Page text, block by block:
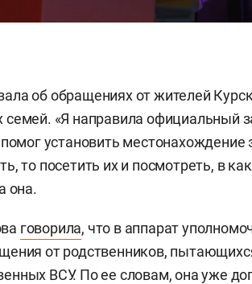
об обращениях от жителей
«Я направила официальный
установить местонахождение
то посетить их и посмотреть, в
она.
говорила, что в аппарат
от родственников,
ВСУ. По ее словам, она уже